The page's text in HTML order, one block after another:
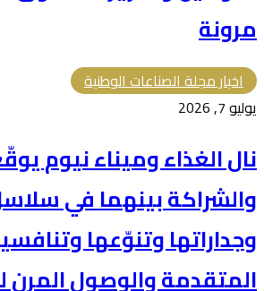
مرونة
اخبار مجلة الصناعات الوطنية
يوليو 7, 2026
نال الغذاء وميناء نيوم
والشراكة بينهما في
وجداراتها وتنوّعها
المتقدمة والوصول